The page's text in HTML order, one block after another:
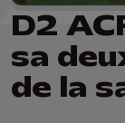
D2
sa
de la